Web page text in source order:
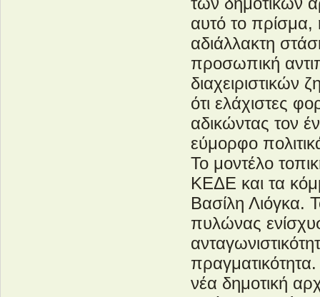
αυτό το πρίσμα,
αδιάλλακτη
προσωπική
διαχειριστικών
ότι ελάχιστες
αδικώντας τον
εύμορφο
Το μοντέλο
ΚΕΔΕ και τα
Βασίλη Λιόγκα.
πυλώνας
νέα δημοτική